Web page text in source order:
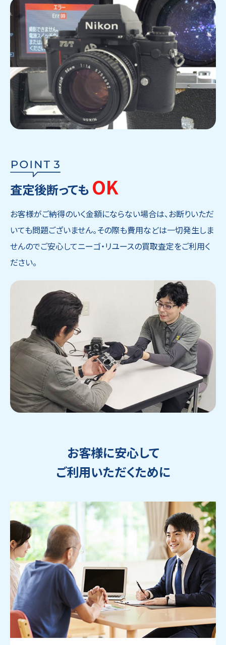
ウェブから1分
かんたん査定見積
フリーダイヤル
0120-1212-25
査定後断っても OK
お客様がご納得のいく金額にならない場合は、お断りいただ
いても問題ございません。その際も費用などは一切発生しま
せんのでご安心してニーゴ・リユースの買取査定をご利用く
ださい。
お客様に安心して
ご利用いただくために